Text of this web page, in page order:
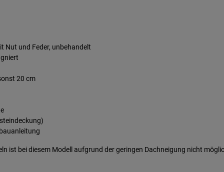
Nut und Feder, unbehandelt
20 cm
ist bei diesem Modell aufgrund der geringen Dachneigung nicht